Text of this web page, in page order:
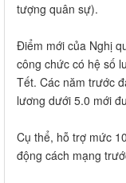
tượng quân sự).
Điểm mới của Nghị
công chức có hệ số
Tết. Các năm trước
lương dưới 5.0 mới
Cụ thể, hỗ trợ mức
động cách mạng